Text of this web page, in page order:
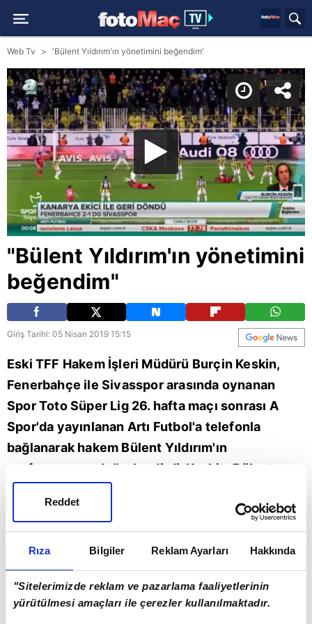
Rıza Bilgiler Reklam Ayarları Hakkında
"Sitelerimizde reklam ve pazarlama faaliyetlerinin
yürütülmesi amaçları ile çerezler kullanılmaktadır.
Reddet
Web Tv 'Bülent Yıldırım'ın yönetimini beğendim'
"Bülent Yıldırım'ın yönetimini
beğendim"
Giriş Tarihi: 05 Nisan 2019 15:15
Eski TFF Hakem İşleri Müdürü Burçin Keskin,
Fenerbahçe ile Sivasspor arasında oynanan
Spor Toto Süper Lig 26. hafta maçı sonrası A
Spor'da yayınlanan Artı Futbol'a telefonla
bağlanarak hakem Bülent Yıldırım'ın
performansını değerlendirdi. Keskin, Bülent
Yıldırım'ın bu maçtaki yönetimini genel olarak
beğendiğini belirtti ve "Farklı isimlere
ihtiyacımız var. 'Ben bu hakemi istemiyorum' ya
da 'Şu hakem maça çıkmasın' gibi söylemlerden
uzaklaşmamız gerekiyor" dedi.
Futbol Fenerbahçe Spor Sivasspor TFF